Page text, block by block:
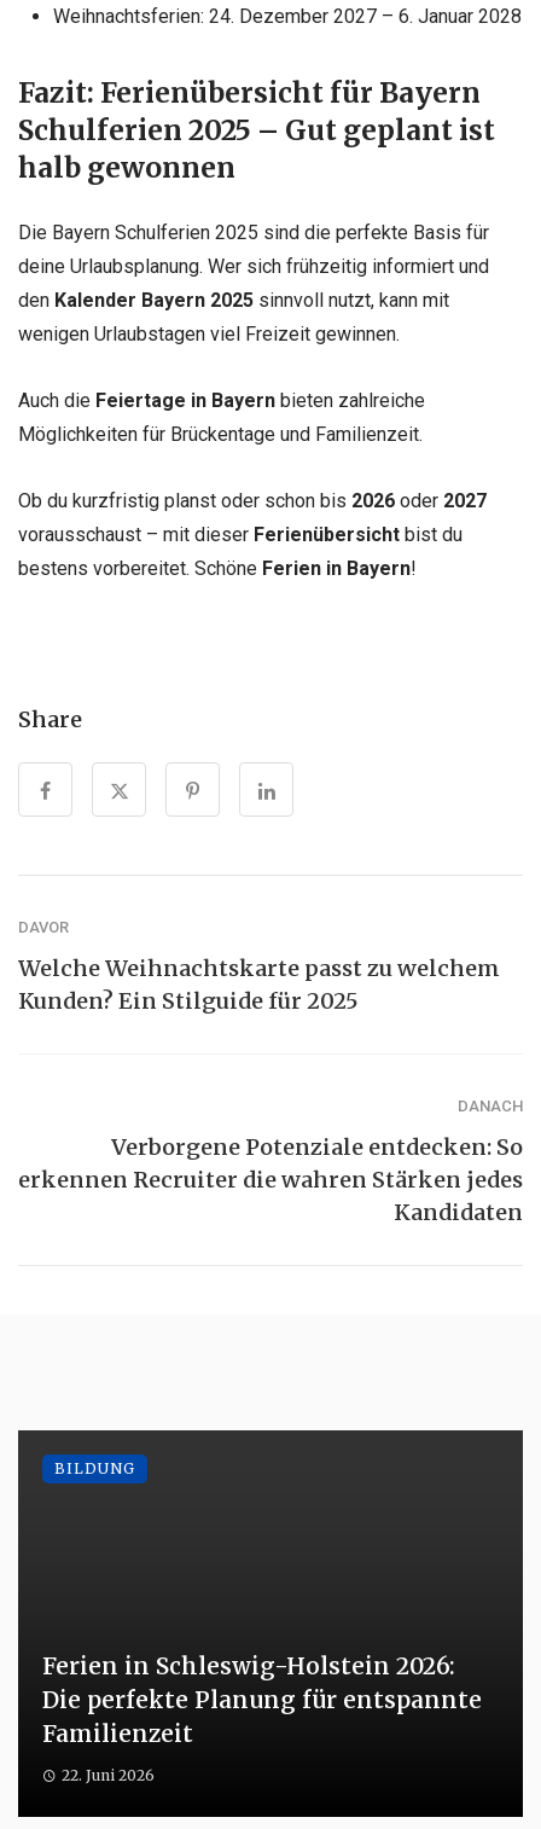
Weihnachtsferien: 24. Dezember 2027 – 6. Januar 2028
Fazit: Ferienübersicht für Bayern
Schulferien 2025 – Gut geplant ist
halb gewonnen
Die Bayern Schulferien 2025 sind die perfekte Basis für
deine Urlaubsplanung. Wer sich frühzeitig informiert und
den Kalender Bayern 2025 sinnvoll nutzt, kann mit
wenigen Urlaubstagen viel Freizeit gewinnen.
Auch die Feiertage in Bayern bieten zahlreiche
Möglichkeiten für Brückentage und Familienzeit.
Ob du kurzfristig planst oder schon bis 2026 oder 2027
vorausschaust – mit dieser Ferienübersicht bist du
bestens vorbereitet. Schöne Ferien in Bayern!
Share
DAVOR
Welche Weihnachtskarte passt zu welchem
Kunden? Ein Stilguide für 2025
DANACH
Verborgene Potenziale entdecken: So
erkennen Recruiter die wahren Stärken jedes
Kandidaten
Ferien in Schleswig-Holstein 2026:
Die perfekte Planung für entspannte
Familienzeit
22. Juni 2026
BILDUNG